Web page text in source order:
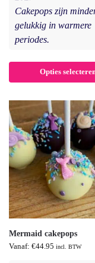
Cakepops zijn
gelukkig in warmere
periodes.
Opties
Mermaid cakepops
Vanaf: €44.95 incl. BTW